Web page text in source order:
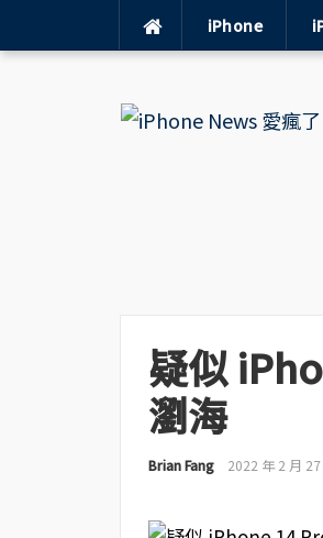
iPhone
疑似
瀏海
Brian Fang 2022 年 2 月 27